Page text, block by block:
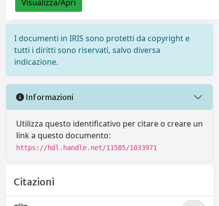
Visualizza/Apri
I documenti in IRIS sono protetti da copyright e
tutti i diritti sono riservati, salvo diversa
indicazione.
Informazioni
Utilizza questo identificativo per citare o creare un
link a questo documento:
https://hdl.handle.net/11585/1033971
Citazioni